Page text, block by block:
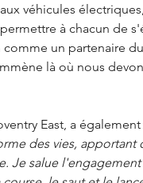
véhicules
à chacun de
un partenaire
là où nous
East, a
des vies, apportant
Je salue